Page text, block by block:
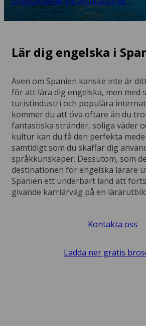
Lär dig engelska i
Även om Spanien kanske inte är
för att lära dig engelska, men med
turistindustri och populära
kommer du att öva oftare än du
fantastiska stränder, soliga väder
kultur kan du få den perfekta
samtidigt som du skaffar dig
språkkunskaper. Dessutom, som
destinationen för engelska lärare
Spanien ett underbart land att
givande karriärväg på en
Kontakta oss
Ladda ner gratis